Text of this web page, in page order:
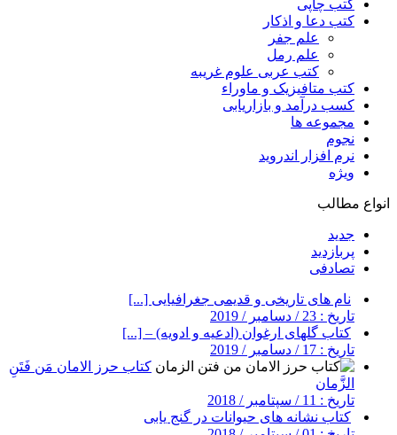
کتب چاپی
کتب دعا و اذکار
علم جفر
علم رمل
کتب عربی علوم غریبه
کتب متافیزیک و ماوراء
کسب درآمد و بازاریابی
مجموعه ها
نجوم
نرم افزار اندروید
ویژه
انواع مطالب
جدید
پربازدید
تصادفی
نام های تاریخی و قدیمی جغرافیایی [...]
تاریخ : 23 / دسامبر / 2019
کتاب گلهای ارغوان (ادعیه و ادویه) – [...]
تاریخ : 17 / دسامبر / 2019
کتاب حرز الامان مَن فَتَنِ
الزَّمان
تاریخ : 11 / سپتامبر / 2018
کتاب نشانه های حیوانات در گنج یابی